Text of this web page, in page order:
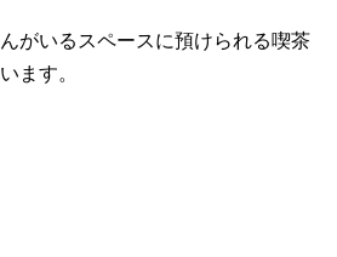
がいるスペースに預けられる喫茶
ます。